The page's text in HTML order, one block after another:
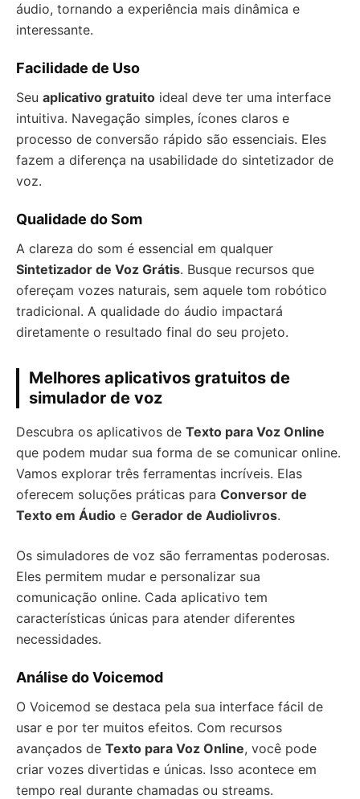
áudio, tornando a experiência mais dinâmica e
interessante.
Facilidade de Uso
Seu aplicativo gratuito ideal deve ter uma interface
intuitiva. Navegação simples, ícones claros e
processo de conversão rápido são essenciais. Eles
fazem a diferença na usabilidade do sintetizador de
voz.
Qualidade do Som
A clareza do som é essencial em qualquer
Sintetizador de Voz Grátis. Busque recursos que
ofereçam vozes naturais, sem aquele tom robótico
tradicional. A qualidade do áudio impactará
diretamente o resultado final do seu projeto.
Melhores aplicativos gratuitos de
simulador de voz
Descubra os aplicativos de Texto para Voz Online
que podem mudar sua forma de se comunicar online.
Vamos explorar três ferramentas incríveis. Elas
oferecem soluções práticas para Conversor de
Texto em Áudio e Gerador de Audiolivros.
Os simuladores de voz são ferramentas poderosas.
Eles permitem mudar e personalizar sua
comunicação online. Cada aplicativo tem
características únicas para atender diferentes
necessidades.
Análise do Voicemod
O Voicemod se destaca pela sua interface fácil de
usar e por ter muitos efeitos. Com recursos
avançados de Texto para Voz Online, você pode
criar vozes divertidas e únicas. Isso acontece em
tempo real durante chamadas ou streams.